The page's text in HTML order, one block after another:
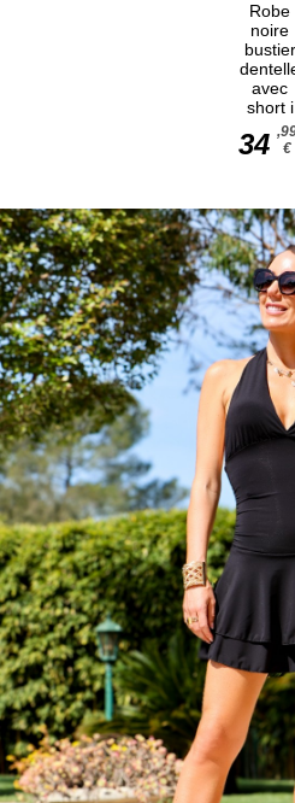
Robe
noire
bustier
avec
short i
34
€